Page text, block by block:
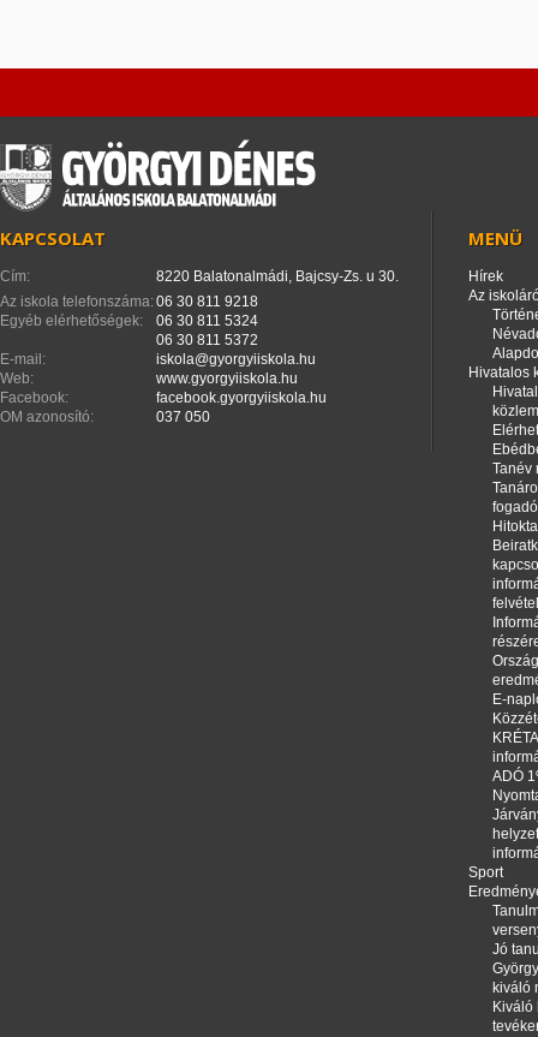
KAPCSOLAT
Cím:
8220 Balatonalmádi, Bajcsy-Zs. u 30.
Az iskola telefonszáma:06 30 811 9218
Egyéb elérhetőségek:
06 30 811 5324
06 30 811 5372
E-mail:
iskola@gyorgyiiskola.hu
Web:
www.gyorgyiiskola.hu
Facebook:
facebook.gyorgyiiskola.hu
OM azonosító:
037 050
MENÜ
Hírek
Az
Hivatalos
Tanév
E-
ADÓ
Sport
Jó
kiváló
Kiváló